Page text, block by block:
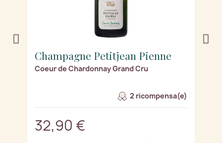
Champagne Petitjean Pienne
Coeur de Chardonnay Grand Cru
2 ricompensa(e)
32,90 €